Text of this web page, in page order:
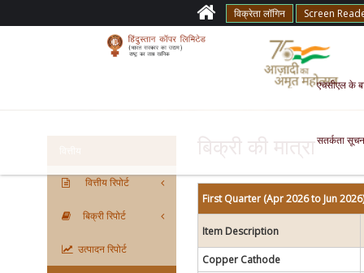
विक्रेता लॉगिन Screen
एचसीएल के
सतर्कता
वित्तीय रिपोर्ट
बिक्री रिपोर्ट
उत्पादन रिपोर्ट
बिक्री की मात्रा
First Quarter (Apr 2026 to Jun
Item Description
Copper Cathode